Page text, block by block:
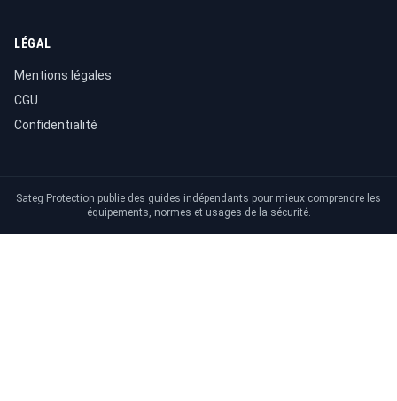
LÉGAL
Mentions légales
CGU
Confidentialité
Sateg Protection publie des guides indépendants pour mieux comprendre les
équipements, normes et usages de la sécurité.